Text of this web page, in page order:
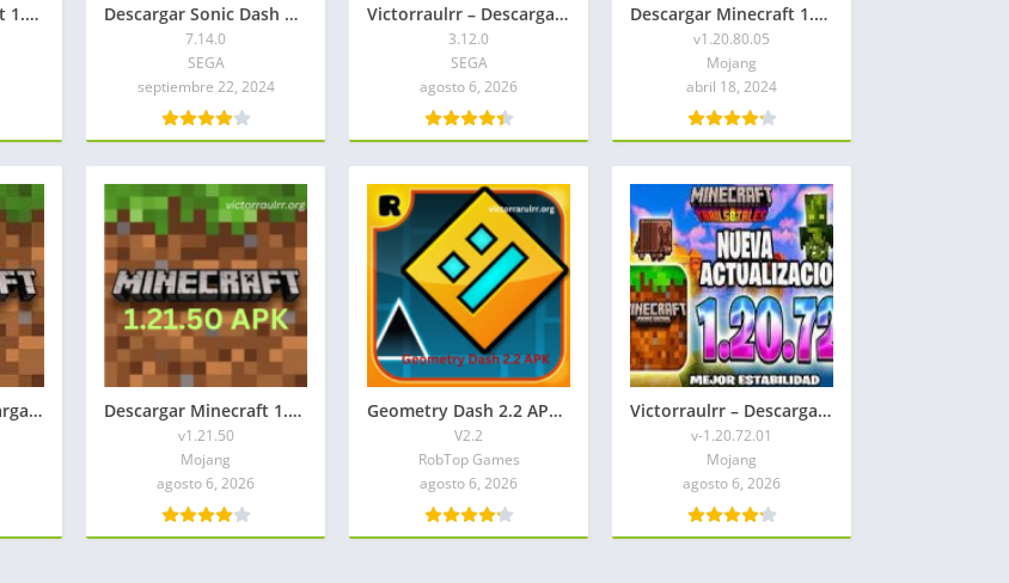
Descargar Minecraft 1.20.73.01 APK: Mediafire Descargar Sonic Dash Mod APK 2026: Rings Infinitos
7.14.0
SEGA
septiembre 22, 2024
Victorraulrr – Descargar Sonic Dash 2 Mod APK 2026: Anillos rojos ilimitados
3.12.0
SEGA
agosto 6, 2026
Descargar Minecraft 1.20.80.05 APK Mediafire 2026
v1.20.80.05
Mojang
abril 18, 2024
Victorraulrr – Descargar Minecraft 1.20.62.02 APK 2026 Descargar Minecraft 1.21.50 APK Mediafire
v1.21.50
Mojang
agosto 6, 2026
Geometry Dash 2.2 APK Hack Todo Desbloqueado
V2.2
RobTop Games
agosto 6, 2026
Victorraulrr – Descargar Minecraft 1.20.72.01 APK Mediafire
v-1.20.72.01
Mojang
agosto 6, 2026